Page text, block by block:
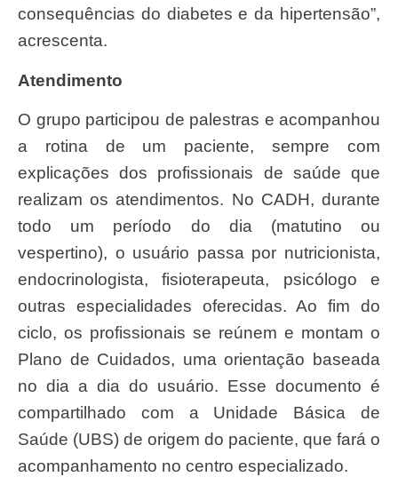
consequências do diabetes e da hipertensão”,
acrescenta.
Atendimento
O grupo participou de palestras e acompanhou
a rotina de um paciente, sempre com
explicações dos profissionais de saúde que
realizam os atendimentos. No CADH, durante
todo um período do dia (matutino ou
vespertino), o usuário passa por nutricionista,
endocrinologista, fisioterapeuta, psicólogo e
outras especialidades oferecidas. Ao fim do
ciclo, os profissionais se reúnem e montam o
Plano de Cuidados, uma orientação baseada
no dia a dia do usuário. Esse documento é
compartilhado com a Unidade Básica de
Saúde (UBS) de origem do paciente, que fará o
acompanhamento no centro especializado.